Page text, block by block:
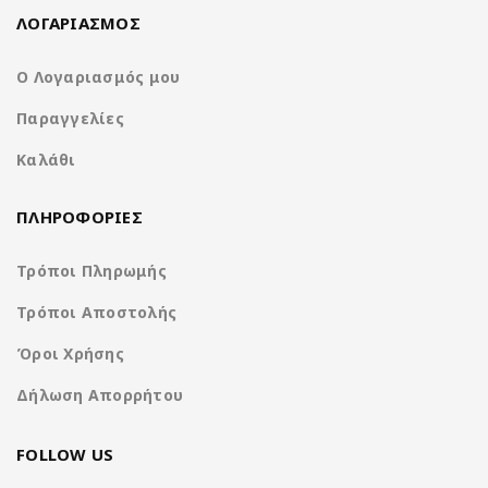
Ζήστε την καινοτομία και την ποιότητα της
1-Din receiver with capacitive screen
ΛΟΓΑΡΙΑΣΜΟΣ
Ο Λογαριασμός μου
Παραγγελίες
Καλάθι
ΠΛΗΡΟΦΟΡΙΕΣ
Τρόποι Πληρωμής
Τρόποι Αποστολής
Όροι Χρήσης
Δήλωση Απορρήτου
FOLLOW US